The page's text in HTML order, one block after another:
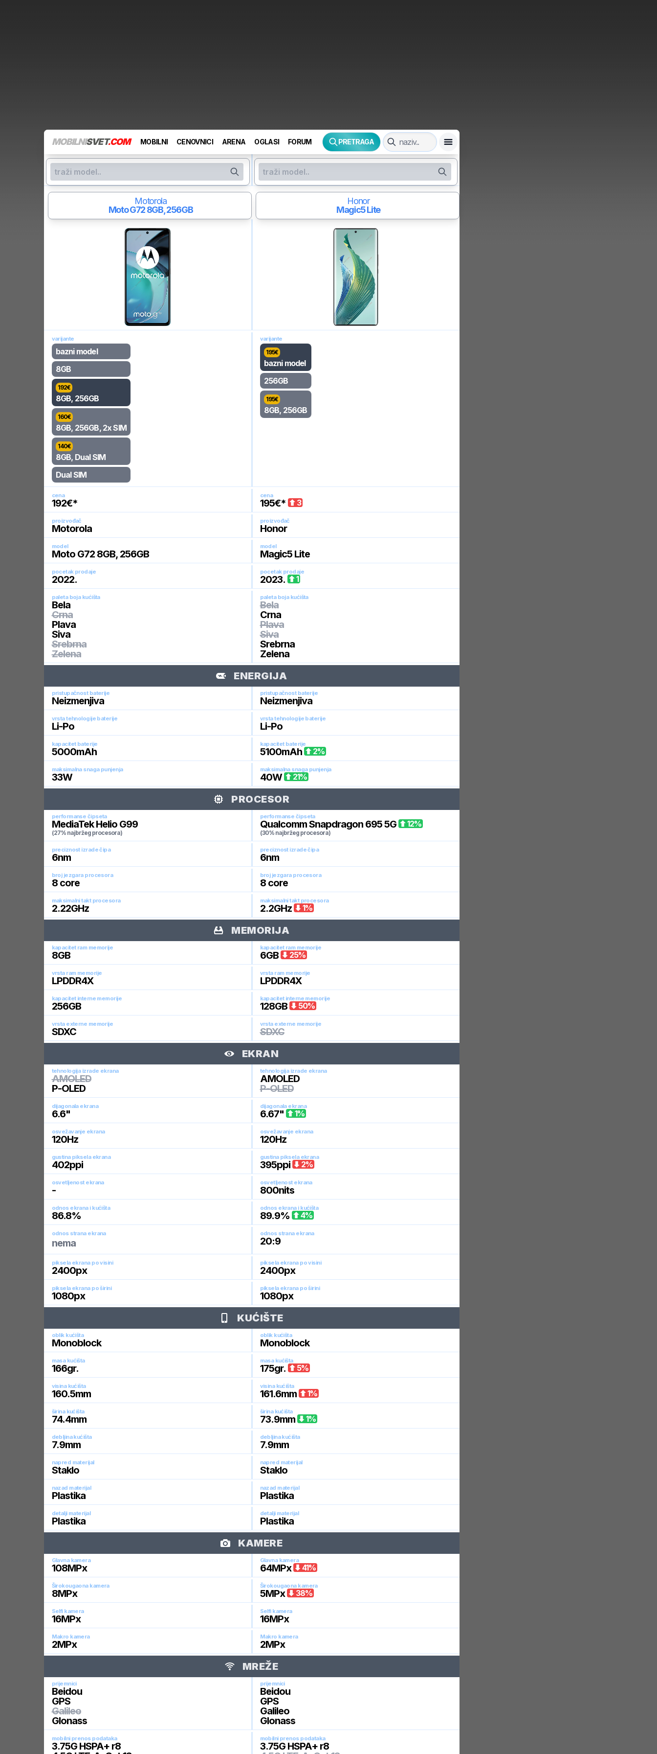
MOBILNISVET.COM MOBILNI CENOVNICI ARENA OGLASI FORUM PRETRAGA
Motorola
Moto G728GB, 256GB
Honor
Magic5 Lite
varijante
bazni model
8GB
192€
8GB, 256GB
160€
8GB, 256GB, 2x SIM
140€
8GB, Dual SIM
Dual SIM
varijante
195€
bazni model
256GB
195€
8GB, 256GB
cena
192€*
cena
195€* 3
proizvođač
Motorola
proizvođač
Honor
model
Moto G72 8GB, 256GB
model
Magic5 Lite
pocetak prodaje
2022.
pocetak prodaje
2023. 1
paleta boja kućišta
Bela
Crna
Plava
Siva
Srebrna
Zelena
paleta boja kućišta
Bela
Crna
Plava
Siva
Srebrna
Zelena
ENERGIJA
pristupačnost baterije
Neizmenjiva
pristupačnost baterije
Neizmenjiva
vrsta tehnologije baterije
Li-Po
vrsta tehnologije baterije
Li-Po
kapacitet baterije
5000mAh
kapacitet baterije
5100mAh 2%
maksimalna snaga punjenja
33W
maksimalna snaga punjenja
40W 21%
PROCESOR
performanse čipseta
MediaTek Helio G99
(27% najbržeg procesora)
performanse čipseta
Qualcomm Snapdragon 695 5G
(30% najbržeg procesora)
12%
preciznost izrade čipa
6nm
preciznost izrade čipa
6nm
broj jezgara procesora
8core
broj jezgara procesora
8core
maksimalni takt procesora
2.22GHz
maksimalni takt procesora
2.2GHz 1%
MEMORIJA
kapacitet ram memorije
8GB
kapacitet ram memorije
6GB 25%
vrsta ram memorije
LPDDR4X
vrsta ram memorije
LPDDR4X
kapacitet interne memorije
256GB
kapacitet interne memorije
128GB 50%
vrsta externe memorije
SDXC
vrsta externe memorije
SDXC
EKRAN
tehnologija izrade ekrana
AMOLED
P-OLED
tehnologija izrade ekrana
AMOLED
P-OLED
dijagonala ekrana
6.6"
dijagonala ekrana
6.67" 1%
osvežavanje ekrana
120Hz
osvežavanje ekrana
120Hz
gustina piksela ekrana
402ppi
gustina piksela ekrana
395ppi 2%
osvetljenost ekrana
-
osvetljenost ekrana
800nits
odnos ekrana i kućišta
86.8%
odnos ekrana i kućišta
89.9% 4%
odnos strana ekrana
nema
odnos strana ekrana
20:9
piksela ekrana po visini
2400px
piksela ekrana po visini
2400px
piksela ekrana po širini
1080px
piksela ekrana po širini
1080px
KUĆIŠTE
oblik kućišta
Monoblock
oblik kućišta
Monoblock
masa kućišta
166gr.
masa kućišta
175gr. 5%
visina kućišta
160.5mm
visina kućišta
161.6mm 1%
širina kućišta
74.4mm
širina kućišta
73.9mm 1%
debljina kućišta
7.9mm
debljina kućišta
7.9mm
napred materijal
Staklo
napred materijal
Staklo
nazad materijal
Plastika
nazad materijal
Plastika
detalji materijal
Plastika
detalji materijal
Plastika
KAMERE
Glavna kamera
108MPx
Glavna kamera
64MPx 41%
Širokougaona kamera
8MPx
Širokougaona kamera
5MPx 38%
Selfi kamera
16MPx
Selfi kamera
16MPx
Makro kamera
2MPx
Makro kamera
2MPx
MREŽE
prijemnici
Beidou
GPS
Galileo
Glonass
prijemnici
Beidou
GPS
Galileo
Glonass
mobilni prenos podataka
3.75G HSPA+ r8
mobilni prenos podataka
3.75G HSPA+ r8